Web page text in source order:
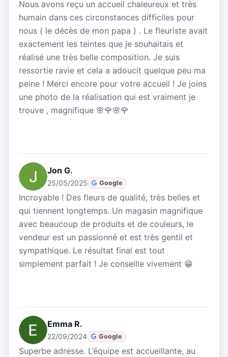
Nous avons reçu un accueil chaleureux et très
humain dans ces circonstances difficiles pour
nous ( le décès de mon papa ) . Le fleuriste avait
exactement les teintes que je souhaitais et
réalisé une très belle composition. Je suis
ressortie ravie et cela a adoucit quelque peu ma
peine ! Merci encore pour votre accueil ! Je joins
une photo de la réalisation qui est vraiment je
trouve , magnifique 🌸🌹🌸🌹
Jon G.
25/05/2025 Google
Incroyable ! Des fleurs de qualité, très belles et
qui tiennent longtemps. Un magasin magnifique
avec beaucoup de produits et de couleurs, le
vendeur est un passionné et est très gentil et
sympathique. Le résultat final est tout
simplement parfait ! Je conseille vivement 😁
Emma R.
22/09/2024 Google
Superbe adresse. L’équipe est accueillante, au